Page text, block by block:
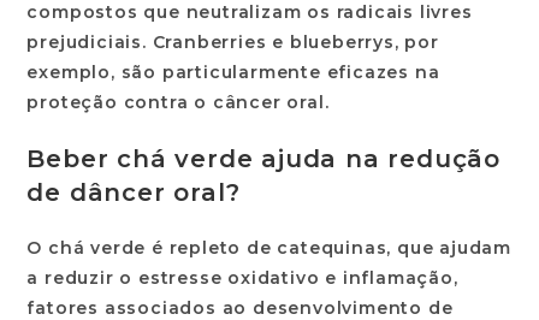
compostos que neutralizam os radicais livres
prejudiciais. Cranberries e blueberrys, por
exemplo, são particularmente eficazes na
proteção contra o câncer oral.
Beber chá verde ajuda na redução
de dâncer oral?
O chá verde é repleto de catequinas, que ajudam
a reduzir o estresse oxidativo e inflamação,
fatores associados ao desenvolvimento de